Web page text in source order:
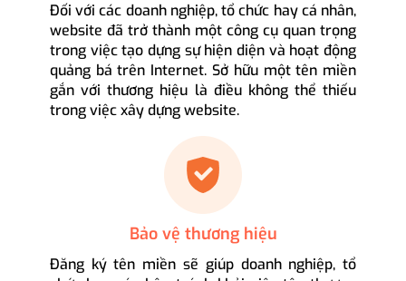
Đối với các doanh nghiệp, tổ chức hay cá nhân,
website đã trở thành một công cụ quan trọng
trong việc tạo dựng sự hiện diện và hoạt động
quảng bá trên Internet. Sở hữu một tên miền
gắn với thương hiệu là điều không thể thiếu
trong việc xây dựng website.
Bảo vệ thương hiệu
Đăng ký tên miền sẽ giúp doanh nghiệp, tổ